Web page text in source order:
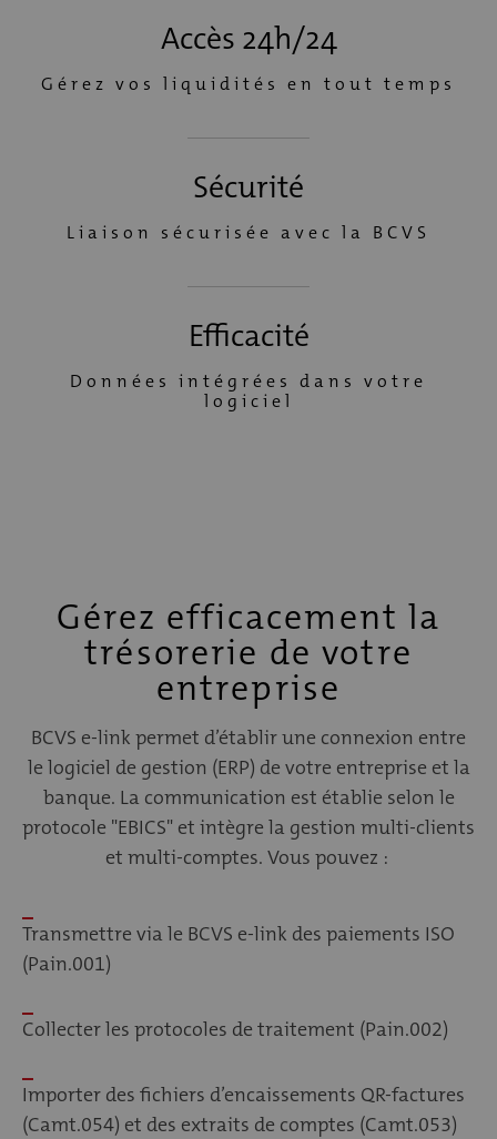
Accès 24h/24
Gérez vos liquidités en tout temps
Sécurité
Liaison sécurisée avec la BCVS
Efficacité
Données intégrées dans votre
logiciel
Gérez efficacement la
trésorerie de votre
entreprise
BCVS e-link permet d’établir une connexion entre
le logiciel de gestion (ERP) de votre entreprise et la
banque. La communication est établie selon le
protocole "EBICS" et intègre la gestion multi-clients
et multi-comptes. Vous pouvez :
Transmettre via le BCVS e-link des paiements ISO
(Pain.001)
Collecter les protocoles de traitement (Pain.002)
Importer des fichiers d’encaissements QR-factures
(Camt.054) et des extraits de comptes (Camt.053)